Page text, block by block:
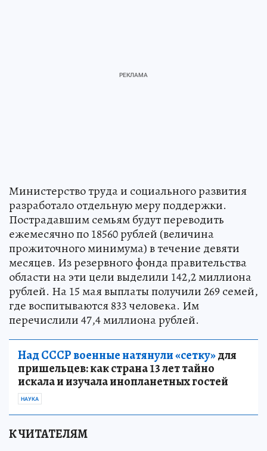
Министерство труда и социального развития
разработало отдельную меру поддержки.
Пострадавшим семьям будут переводить
ежемесячно по 18560 рублей (величина
прожиточного минимума) в течение девяти
месяцев. Из резервного фонда правительства
области на эти цели выделили 142,2 миллиона
рублей. На 15 мая выплаты получили 269 семей,
где воспитываются 833 человека. Им
перечислили 47,4 миллиона рублей.
Над СССР военные натянули «сетку»для
пришельцев: как страна 13 лет тайно
искала и изучала инопланетных гостей
НАУКА
К ЧИТАТЕЛЯМ